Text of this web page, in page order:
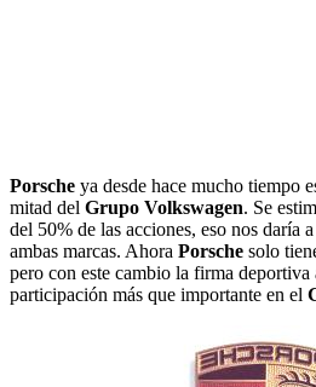
Porsche ya desde hace mucho tiempo
mitad del Grupo Volkswagen. Se
del 50% de las acciones, eso nos daría
ambas marcas. Ahora Porsche solo
pero con este cambio la firma deportiva
participación más que importante en el